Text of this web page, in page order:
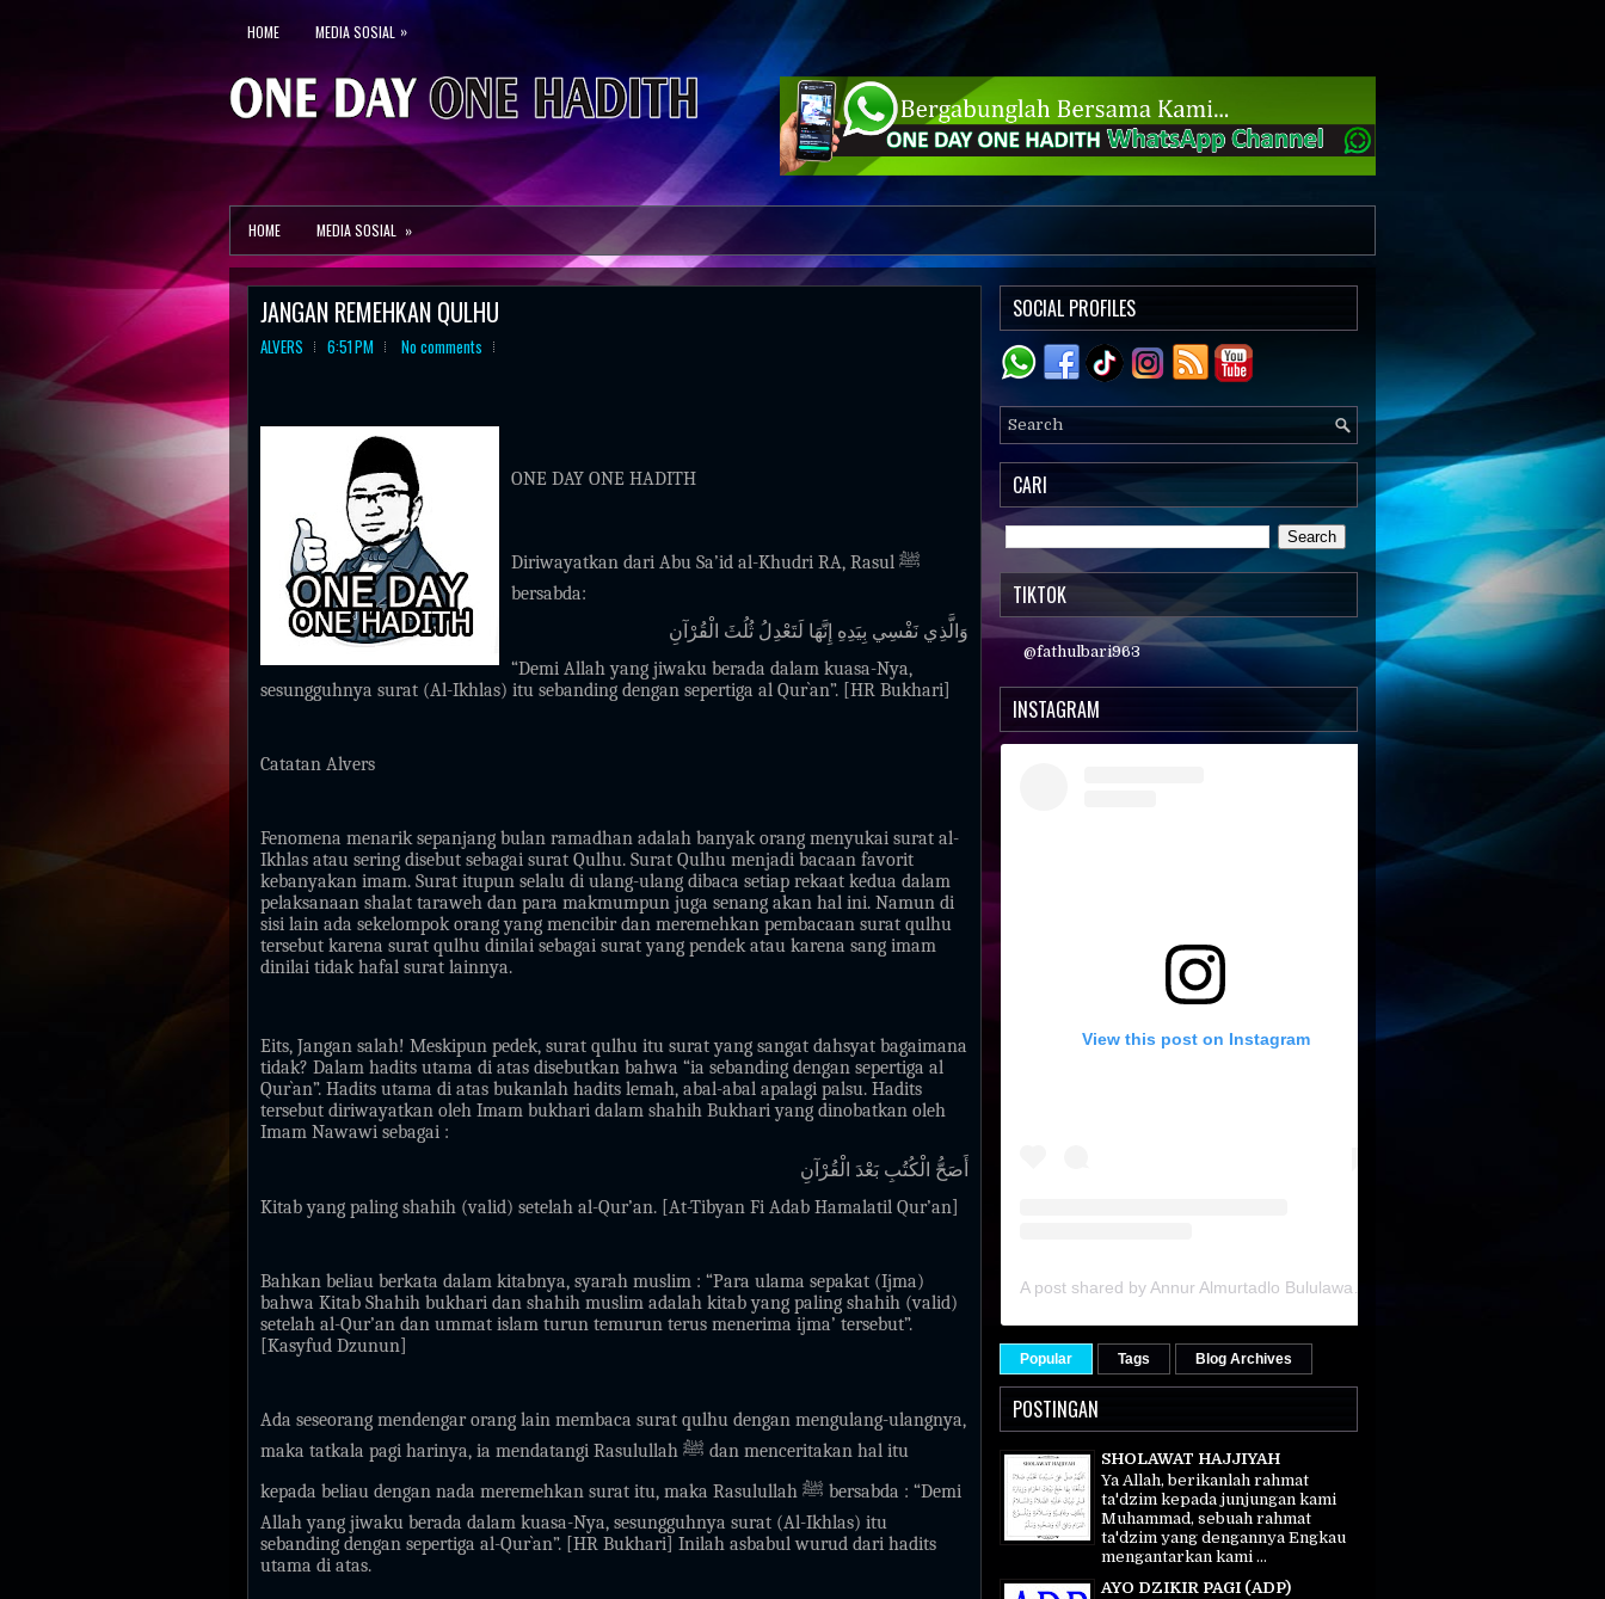
HOME MEDIA SOSIAL »
HOME MEDIA SOSIAL »
JANGAN REMEHKAN QULHU
ALVERS 6:51 PM No comments
ONE DAY ONE HADITH
Diriwayatkan dari Abu Sa’id al-Khudri RA, Rasul ﷺ
bersabda:
وَالَّذِي نَفْسِي بِيَدِهِ إِنَّهَا لَتَعْدِلُ ثُلُثَ الْقُرْآنِ
“Demi Allah yang jiwaku berada dalam kuasa-Nya,
sesungguhnya surat (Al-Ikhlas) itu sebanding dengan sepertiga al Qur`an”. [HR Bukhari]
Catatan Alvers
Fenomena menarik sepanjang bulan ramadhan adalah banyak orang menyukai surat al-
Ikhlas atau sering disebut sebagai surat Qulhu. Surat Qulhu menjadi bacaan favorit
kebanyakan imam. Surat itupun selalu di ulang-ulang dibaca setiap rekaat kedua dalam
pelaksanaan shalat taraweh dan para makmumpun juga senang akan hal ini. Namun di
sisi lain ada sekelompok orang yang mencibir dan meremehkan pembacaan surat qulhu
tersebut karena surat qulhu dinilai sebagai surat yang pendek atau karena sang imam
dinilai tidak hafal surat lainnya.
Eits, Jangan salah! Meskipun pedek, surat qulhu itu surat yang sangat dahsyat bagaimana
tidak? Dalam hadits utama di atas disebutkan bahwa “ia sebanding dengan sepertiga al
Qur`an”. Hadits utama di atas bukanlah hadits lemah, abal-abal apalagi palsu. Hadits
tersebut diriwayatkan oleh Imam bukhari dalam shahih Bukhari yang dinobatkan oleh
Imam Nawawi sebagai :
أَصَحُّ الْكُتُبِ بَعْدَ الْقُرْآنِ
Kitab yang paling shahih (valid) setelah al-Qur’an. [At-Tibyan Fi Adab Hamalatil Qur’an]
Bahkan beliau berkata dalam kitabnya, syarah muslim : “Para ulama sepakat (Ijma)
bahwa Kitab Shahih bukhari dan shahih muslim adalah kitab yang paling shahih (valid)
setelah al-Qur’an dan ummat islam turun temurun terus menerima ijma’ tersebut”.
[Kasyfud Dzunun]
Ada seseorang mendengar orang lain membaca surat qulhu dengan mengulang-ulangnya,
maka tatkala pagi harinya, ia mendatangi Rasulullah ﷺ dan menceritakan hal itu
kepada beliau dengan nada meremehkan surat itu, maka Rasulullah ﷺ bersabda : “Demi
Allah yang jiwaku berada dalam kuasa-Nya, sesungguhnya surat (Al-Ikhlas) itu
sebanding dengan sepertiga al-Qur`an”. [HR Bukhari] Inilah asbabul wurud dari hadits
utama di atas.
SOCIAL PROFILES
CARI
TIKTOK
@fathulbari963
INSTAGRAM
View this post on Instagram
Popular Tags Blog Archives
POSTINGAN
SHOLAWAT HAJJIYAH
Ya Allah, berikanlah rahmat
ta'dzim kepada junjungan kami
Muhammad, sebuah rahmat
ta'dzim yang dengannya Engkau
mengantarkan kami ...
AYO DZIKIR PAGI (ADP)